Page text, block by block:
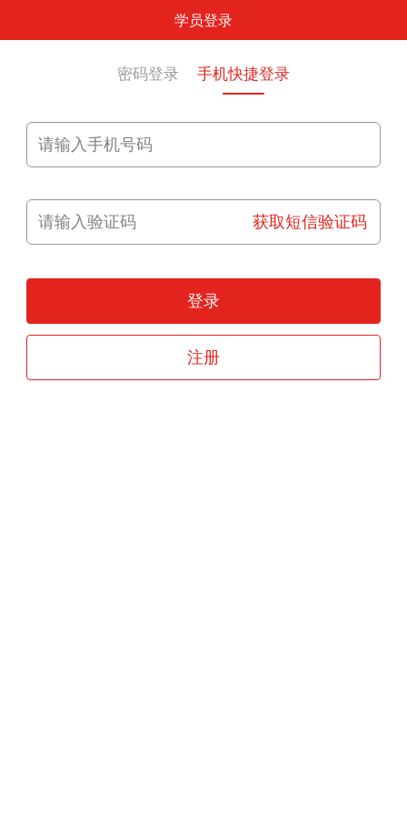
学员登录
密码登录 手机快捷登录
获取短信验证码
登录
注册